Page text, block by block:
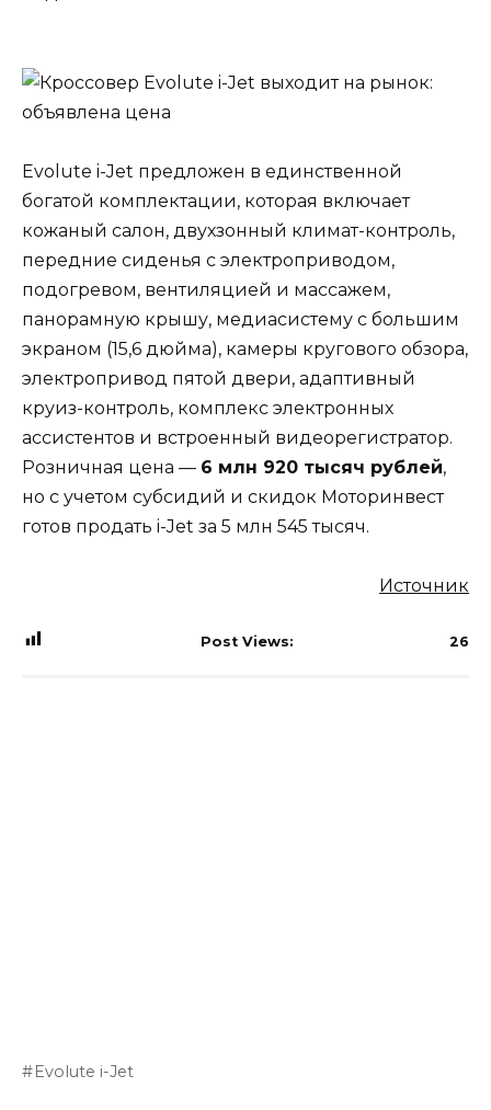
Evolute i-Jet предложен в единственной
богатой комплектации, которая включает
кожаный салон, двухзонный климат-контроль,
передние сиденья с электроприводом,
подогревом, вентиляцией и массажем,
панорамную крышу, медиасистему с большим
экраном (15,6 дюйма), камеры кругового обзора,
электропривод пятой двери, адаптивный
круиз-контроль, комплекс электронных
ассистентов и встроенный видеорегистратор.
Розничная цена — 6 млн 920 тысяч рублей,
но с учетом субсидий и скидок Моторинвест
готов продать i-Jet за 5 млн 545 тысяч.
Источник
Post Views: 26
Evolute i-Jet